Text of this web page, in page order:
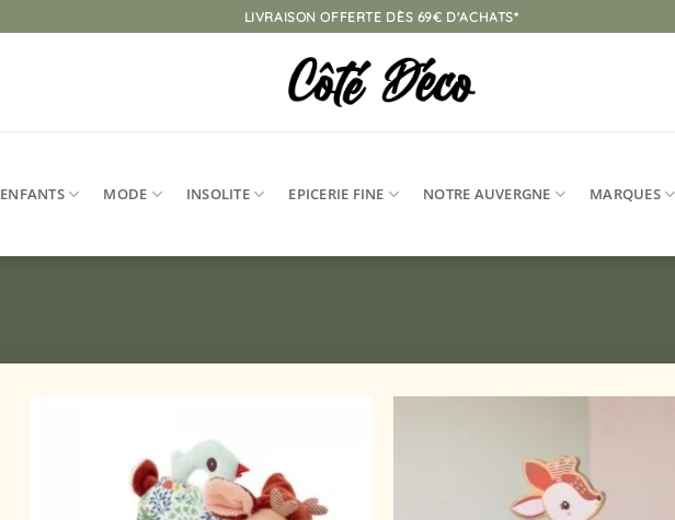
LIVRAISON OFFERTE DÈS 69€ D'ACHATS*
ENFANTS MODE INSOLITE EPICERIE FINE NOTRE AUVERGNE MARQUES
d’envies